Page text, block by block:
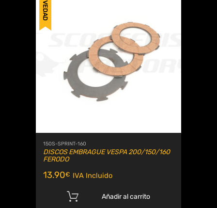
NOVEDAD
150S-SPRINT-160
DISCOS EMBRAGUE VESPA 200/150/160
FERODO
13.90€ IVA Incluido
Añadir al carrito